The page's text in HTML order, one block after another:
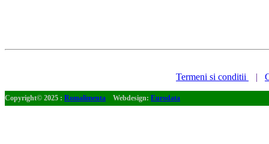
Termeni si conditii |
Copyright© 2025 : Romalimenta Webdesign: Eurodata